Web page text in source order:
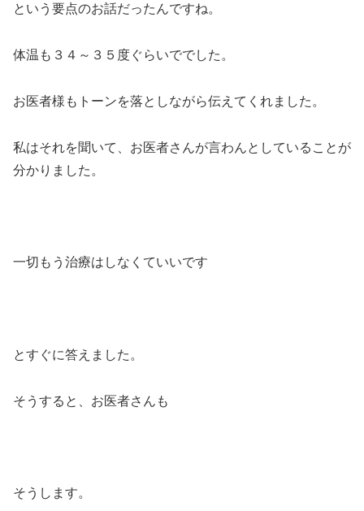
という要点のお話だったんですね。
体温も３４～３５度ぐらいででした。
お医者様もトーンを落としながら伝えてくれました。
私はそれを聞いて、お医者さんが言わんとしていることが
分かりました。
一切もう治療はしなくていいです
とすぐに答えました。
そうすると、お医者さんも
そうします。